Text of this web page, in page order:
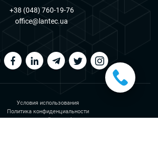
+38 (048) 760-19-76
office@lantec.ua
Условия использования
Политика конфиденциальности